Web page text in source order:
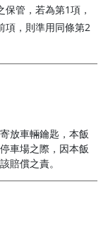
管，若為第1項，
項，則準用同條第2
放車輛鑰匙，本飯
車場之際，因本飯
賠償之責。